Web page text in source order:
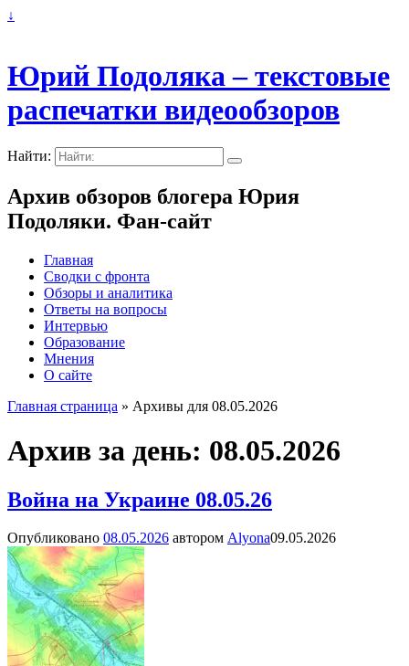
↓
Юрий Подоляка – текстовые
распечатки видеообзоров
Найти:
Архив обзоров блогера Юрия
Подоляки. Фан-сайт
Главная
Сводки с фронта
Обзоры и аналитика
Ответы на вопросы
Интервью
Образование
Мнения
О сайте
Главная страница » Архивы для 08.05.2026
Архив за день: 08.05.2026
Война на Украине 08.05.26
Опубликовано 08.05.2026 автором Alyona09.05.2026